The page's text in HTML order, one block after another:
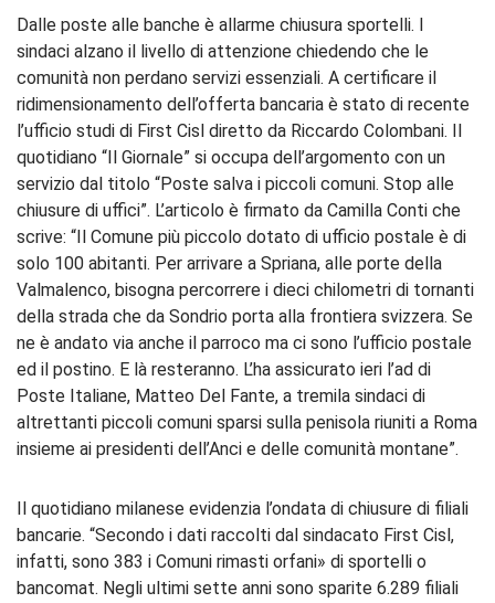
Dalle poste alle banche è allarme chiusura sportelli. I
sindaci alzano il livello di attenzione chiedendo che le
comunità non perdano servizi essenziali. A certificare il
ridimensionamento dell’offerta bancaria è stato di recente
l’ufficio studi di First Cisl diretto da Riccardo Colombani. Il
quotidiano “Il Giornale” si occupa dell’argomento con un
servizio dal titolo “Poste salva i piccoli comuni. Stop alle
chiusure di uffici”. L’articolo è firmato da Camilla Conti che
scrive: “Il Comune più piccolo dotato di ufficio postale è di
solo 100 abitanti. Per arrivare a Spriana, alle porte della
Valmalenco, bisogna percorrere i dieci chilometri di tornanti
della strada che da Sondrio porta alla frontiera svizzera. Se
ne è andato via anche il parroco ma ci sono l’ufficio postale
ed il postino. E là resteranno. L’ha assicurato ieri l’ad di
Poste Italiane, Matteo Del Fante, a tremila sindaci di
altrettanti piccoli comuni sparsi sulla penisola riuniti a Roma
insieme ai presidenti dell’Anci e delle comunità montane”.
Il quotidiano milanese evidenzia l’ondata di chiusure di filiali
bancarie. “Secondo i dati raccolti dal sindacato First Cisl,
infatti, sono 383 i Comuni rimasti orfani» di sportelli o
bancomat. Negli ultimi sette anni sono sparite 6.289 filiali